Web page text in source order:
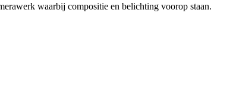
waarbij compositie en belichting voorop staan.